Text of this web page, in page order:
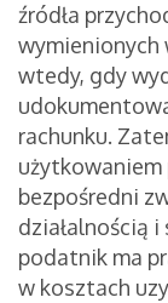
źródła
wymienionych
wtedy, gdy
rachunku.
bezpośredni
działalnością
podatnik ma
w kosztach